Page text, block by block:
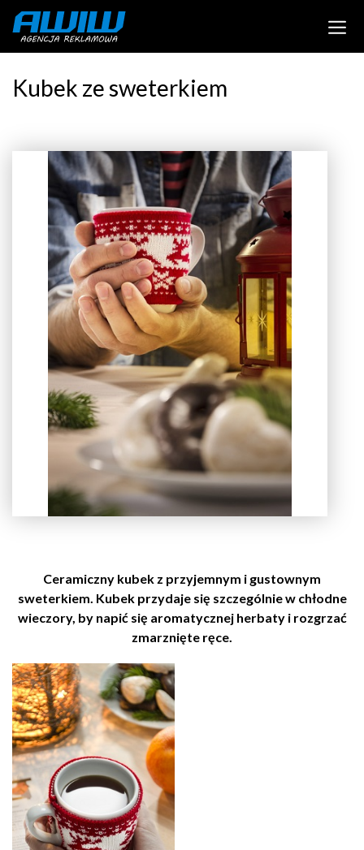
Kubek ze sweterkiem
Ceramiczny kubek z przyjemnym i gustownym
sweterkiem. Kubek przydaje się szczególnie w chłodne
wieczory, by napić się aromatycznej herbaty i rozgrzać
zmarznięte ręce.